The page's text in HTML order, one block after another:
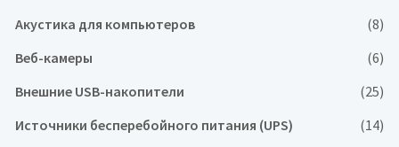
Акустика для компьютеров
(8)
Веб-камеры
(6)
Внешние USB-накопители
(25)
Источники бесперебойного питания (UPS)
(14)